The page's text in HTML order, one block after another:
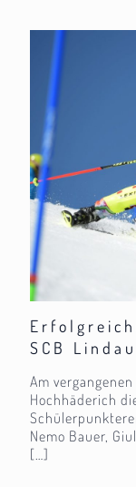
SCB Lindau
Am
Hochhäderich
Nemo Bauer,
[…]